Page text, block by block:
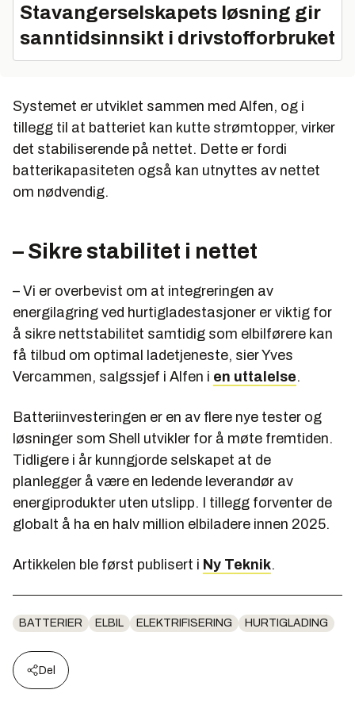
Stavangerselskapets løsning gir
sanntidsinnsikt i drivstofforbruket
Systemet er utviklet sammen med Alfen, og i
tillegg til at batteriet kan kutte strømtopper, virker
det stabiliserende på nettet. Dette er fordi
batterikapasiteten også kan utnyttes av nettet
om nødvendig.
– Sikre stabilitet i nettet
– Vi er overbevist om at integreringen av
energilagring ved hurtigladestasjoner er viktig for
å sikre nettstabilitet samtidig som elbilførere kan
få tilbud om optimal ladetjeneste, sier Yves
Vercammen, salgssjef i Alfen i en uttalelse.
Batteriinvesteringen er en av flere nye tester og
løsninger som Shell utvikler for å møte fremtiden.
Tidligere i år kunngjorde selskapet at de
planlegger å være en ledende leverandør av
energiprodukter uten utslipp. I tillegg forventer de
globalt å ha en halv million elbiladere innen 2025.
Artikkelen ble først publisert i Ny Teknik.
BATTERIER ELBIL ELEKTRIFISERING HURTIGLADING
Del